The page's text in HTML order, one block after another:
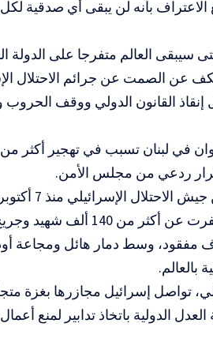
بأنه لن يبقى أي صدقية لكل
سيبقى العالم متفرجا على الدولة
عن الصمت عن جرائم الاحتلال
القانون الدولي ووقف الحروب
قرار ردعي من مجلس الأمن.
جماعية على قطاع غزة أسفرت
وما يزيد على 10 آلاف مفقود، وسط دمار
بالعالم.
تواصل إسرائيل مجازرها بغزة
الدولية باتخاذ تدابير لمنع